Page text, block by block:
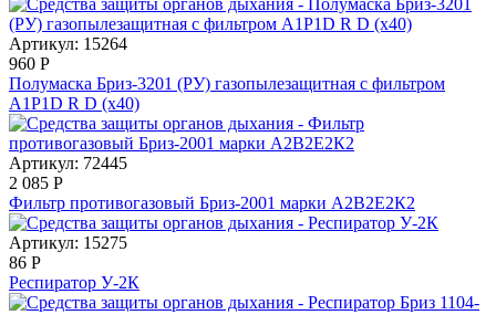
Артикул: 15264
960 Р
Полумаска Бриз-3201 (РУ) газопылезащитная с фильтром
А1Р1D R D (х40)
Артикул: 72445
2 085 Р
Фильтр противогазовый Бриз-2001 марки А2В2Е2К2
Артикул: 15275
86 Р
Респиратор У-2К